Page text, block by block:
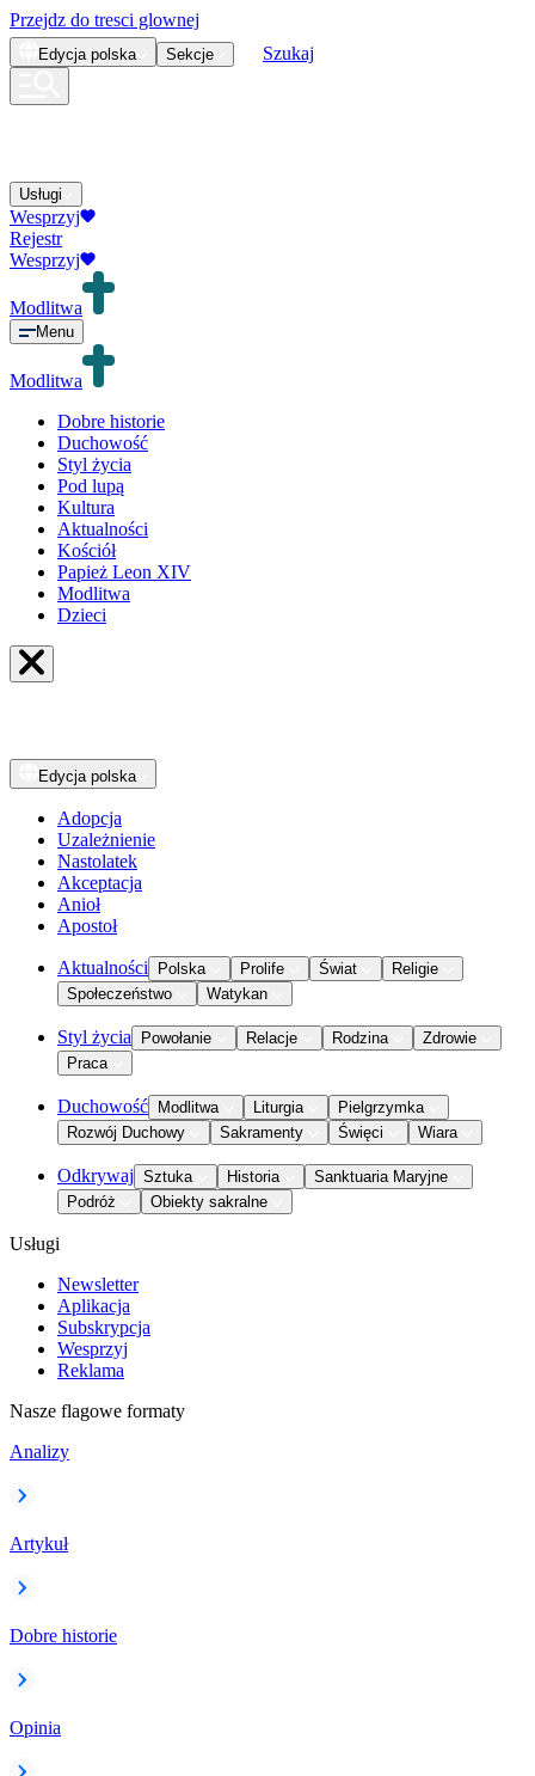
Przejdz do tresci glownej
Edycja polska Sekcje Szukaj
Usługi
Wesprzyj
Rejestr
Wesprzyj
Modlitwa
Menu
Modlitwa
Dobre historie
Duchowość
Styl życia
Pod lupą
Kultura
Aktualności
Kościół
Papież Leon XIV
Modlitwa
Dzieci
Edycja polska
Adopcja
Uzależnienie
Nastolatek
Akceptacja
Anioł
Apostoł
Aktualności Polska Prolife Świat
Religie
Społeczeństwo
Watykan
Styl życia Powołanie Relacje Rodzina
Zdrowie
Praca
Duchowość Modlitwa Liturgia
Pielgrzymka
Rozwój Duchowy
Sakramenty Święci Wiara
Odkrywaj Sztuka Historia
Sanktuaria Maryjne
Podróż
Obiekty sakralne
Usługi
Newsletter
Aplikacja
Subskrypcja
Wesprzyj
Reklama
Nasze flagowe formaty
Analizy
Artykuł
Dobre historie
Opinia